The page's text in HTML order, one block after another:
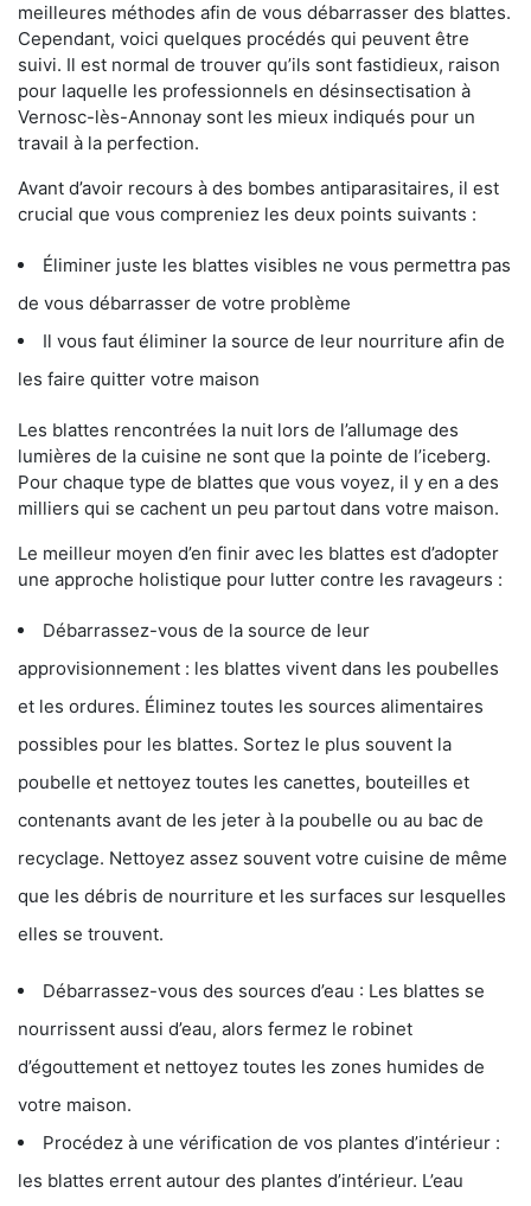
meilleures méthodes afin de vous débarrasser des blattes.
Cependant, voici quelques procédés qui peuvent être
suivi. Il est normal de trouver qu’ils sont fastidieux, raison
pour laquelle les professionnels en désinsectisation à
Vernosc-lès-Annonay sont les mieux indiqués pour un
travail à la perfection.
Avant d’avoir recours à des bombes antiparasitaires, il est
crucial que vous compreniez les deux points suivants :
Éliminer juste les blattes visibles ne vous permettra pas
de vous débarrasser de votre problème
Il vous faut éliminer la source de leur nourriture afin de
les faire quitter votre maison
Les blattes rencontrées la nuit lors de l’allumage des
lumières de la cuisine ne sont que la pointe de l’iceberg.
Pour chaque type de blattes que vous voyez, il y en a des
milliers qui se cachent un peu partout dans votre maison.
Le meilleur moyen d’en finir avec les blattes est d’adopter
une approche holistique pour lutter contre les ravageurs :
Débarrassez-vous de la source de leur
approvisionnement : les blattes vivent dans les poubelles
et les ordures. Éliminez toutes les sources alimentaires
possibles pour les blattes. Sortez le plus souvent la
poubelle et nettoyez toutes les canettes, bouteilles et
contenants avant de les jeter à la poubelle ou au bac de
recyclage. Nettoyez assez souvent votre cuisine de même
que les débris de nourriture et les surfaces sur lesquelles
elles se trouvent.
Débarrassez-vous des sources d’eau : Les blattes se
nourrissent aussi d’eau, alors fermez le robinet
d’égouttement et nettoyez toutes les zones humides de
votre maison.
Procédez à une vérification de vos plantes d’intérieur :
les blattes errent autour des plantes d’intérieur. L’eau